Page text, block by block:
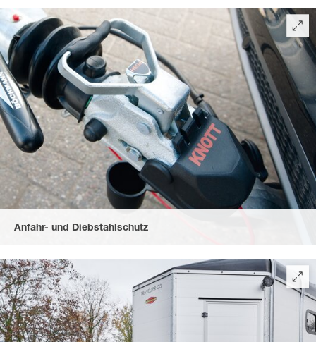
optimal platzierte Rangiergriffe.
Anfahr- und Diebstahlschutz
Anfahrschutz und gummierten, ergonomischen Herzgriff.